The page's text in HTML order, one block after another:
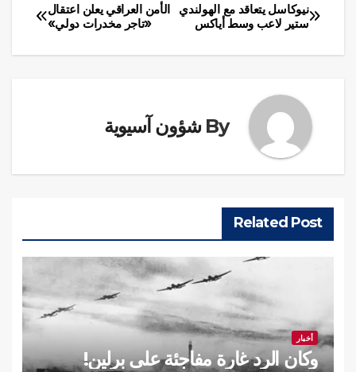
تصفّح
المقالات
الأمن العراقي يعلن اعتقال
«تاجر مخدرات دولي»
نيوكاسل يتعاقد مع الهولندي
ستير لاعب وسط أياكس
By شؤون آسيوية
Related Post
أخبار
وكان الرد غارة مفاجئة على برلين!